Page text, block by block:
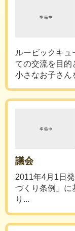
ルービックキ
ての交流を目的
小さなお子さん
議会
2011年4月1日
づくり条例」に
り...